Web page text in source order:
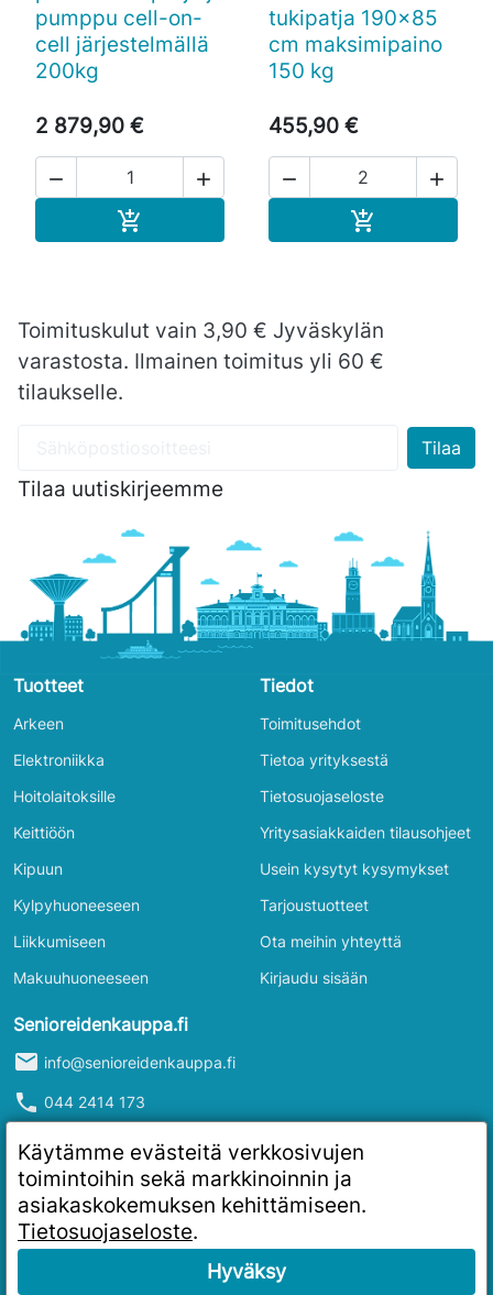
pumppu cell-on-
cell järjestelmällä
200kg
2 879,90 €
 

tukipatja 190x85
cm maksimipaino
150 kg
455,90 €
 

Toimituskulut vain 3,90 € Jyväskylän
varastosta. Ilmainen toimitus yli 60 €
tilaukselle.
Tilaa uutiskirjeemme
Tuotteet
Arkeen
Elektroniikka
Hoitolaitoksille
Keittiöön
Kipuun
Kylpyhuoneeseen
Liikkumiseen
Makuuhuoneeseen
Tiedot
Toimitusehdot
Tietoa yrityksestä
Tietosuojaseloste
Yritysasiakkaiden tilausohjeet
Usein kysytyt kysymykset
Tarjoustuotteet
Ota meihin yhteyttä
Kirjaudu sisään
Senioreidenkauppa.fi
mail info@senioreidenkauppa.fi
phone 044 2414 173
info
Käytämme evästeitä verkkosivujen
toimintoihin sekä markkinoinnin ja
asiakaskokemuksen kehittämiseen.
Tietosuojaseloste.
Hyväksy